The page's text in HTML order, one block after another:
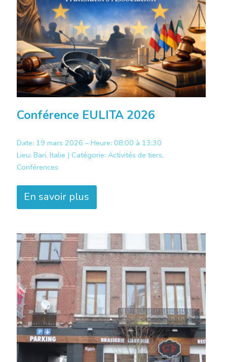
Conférence EULITA 2026
Date: 19 mars 2026 – Heure: 08:00 à 13:30
Lieu: Bari, Italie | Catégorie: Activités de tiers,
Conférences
En savoir plus